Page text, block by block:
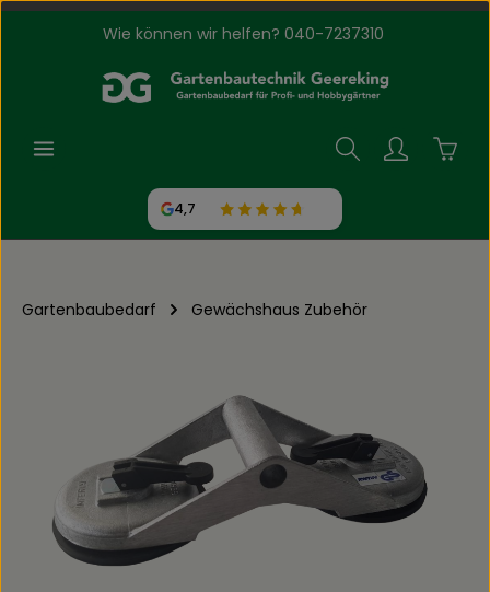
Zum Hauptinhalt springen
Wie können wir helfen? 040-7237310
4,7
Gartenbaubedarf Gewächshaus Zubehör